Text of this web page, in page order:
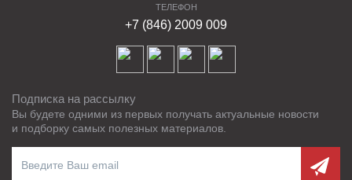
ТЕЛЕФОН
+7 (846) 2009 009
Подписка на рассылку
Вы будете одними из первых получать актуальные новости
и подборку самых полезных материалов.